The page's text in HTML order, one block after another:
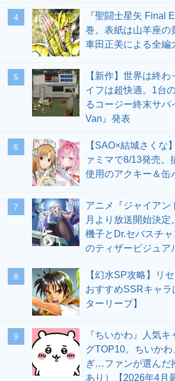
4
『聖闘士星矢 Final
巻。表紙は山羊座の
車田正美による全編
5
【新作】世界は終
イフは超快適。1台
るコージー終末サバ
Van』発表
6
【SAO×結城さくな
ァミマで8/13発売。
使用のアクキー＆缶
7
アニメ『ジャイアン
月より放送開始決定
機子とDr.セバスチ
のティザービジュア
8
【幻水SP攻略】リ
おすすめSSRキャラ
ターリープ】
9
『ちいかわ』人気
グTOP10。ちいか
ぎ…ファンが選んだ
あり）【2026年4月